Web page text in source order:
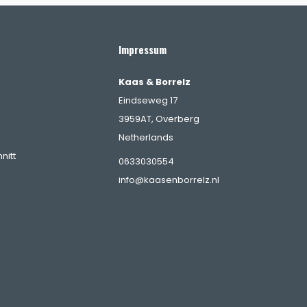
Impressum
Kaas & Borrelz
Eindseweg 17
3959AT, Overberg
Netherlands
0633030554
info@kaasenborrelz.nl